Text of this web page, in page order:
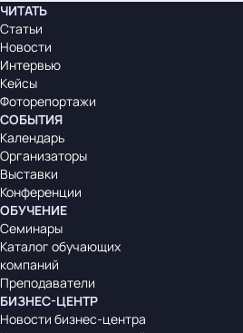
ЧИТАТЬ
Статьи
Новости
Интервью
Кейсы
Фоторепортажи
СОБЫТИЯ
Календарь
Организаторы
Выставки
Конференции
ОБУЧЕНИЕ
Семинары
Каталог обучающих
компаний
Преподаватели
БИЗНЕС-ЦЕНТР
Новости бизнес-центра